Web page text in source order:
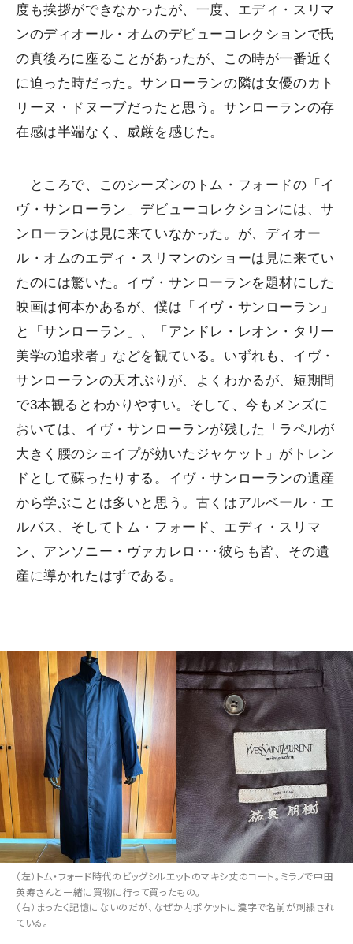
度も挨拶ができなかったが、一度、エディ・スリマ
ンのディオール・オムのデビューコレクションで氏
の真後ろに座ることがあったが、この時が一番近く
に迫った時だった。サンローランの隣は女優のカト
リーヌ・ドヌーブだったと思う。サンローランの存
在感は半端なく、威厳を感じた。
ところで、このシーズンのトム・フォードの「イ
ヴ・サンローラン」デビューコレクションには、サ
ンローランは見に来ていなかった。が、ディオー
ル・オムのエディ・スリマンのショーは見に来てい
たのには驚いた。イヴ・サンローランを題材にした
映画は何本かあるが、僕は「イヴ・サンローラン」
と「サンローラン」、「アンドレ・レオン・タリー
美学の追求者」などを観ている。いずれも、イヴ・
サンローランの天才ぶりが、よくわかるが、短期間
で3本観るとわかりやすい。そして、今もメンズに
おいては、イヴ・サンローランが残した「ラペルが
大きく腰のシェイプが効いたジャケット」がトレン
ドとして蘇ったりする。イヴ・サンローランの遺産
から学ぶことは多いと思う。古くはアルベール・エ
ルバス、そしてトム・フォード、エディ・スリマ
ン、アンソニー・ヴァカレロ･･･彼らも皆、その遺
産に導かれたはずである。
（左）トム・フォード時代のビッグシルエットのマキシ丈のコート。ミラノで中田
英寿さんと一緒に買物に行って買ったもの。
（右）まったく記憶にないのだが、なぜか内ポケットに漢字で名前が刺繍され
ている。